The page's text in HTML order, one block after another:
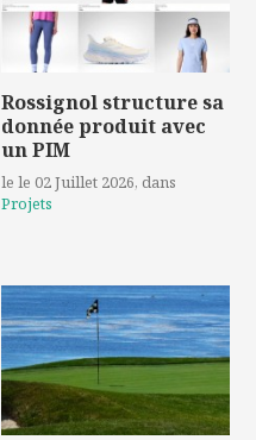
Rossignol structure sa
donnée produit avec
un PIM
le le 02 Juillet 2026, dans
Projets